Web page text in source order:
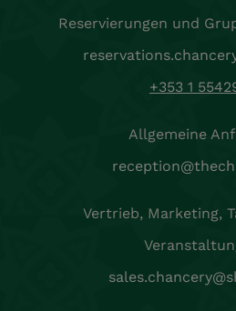
Reservierungen und
+353 1
Allgemeine
Vertrieb, Marketing,